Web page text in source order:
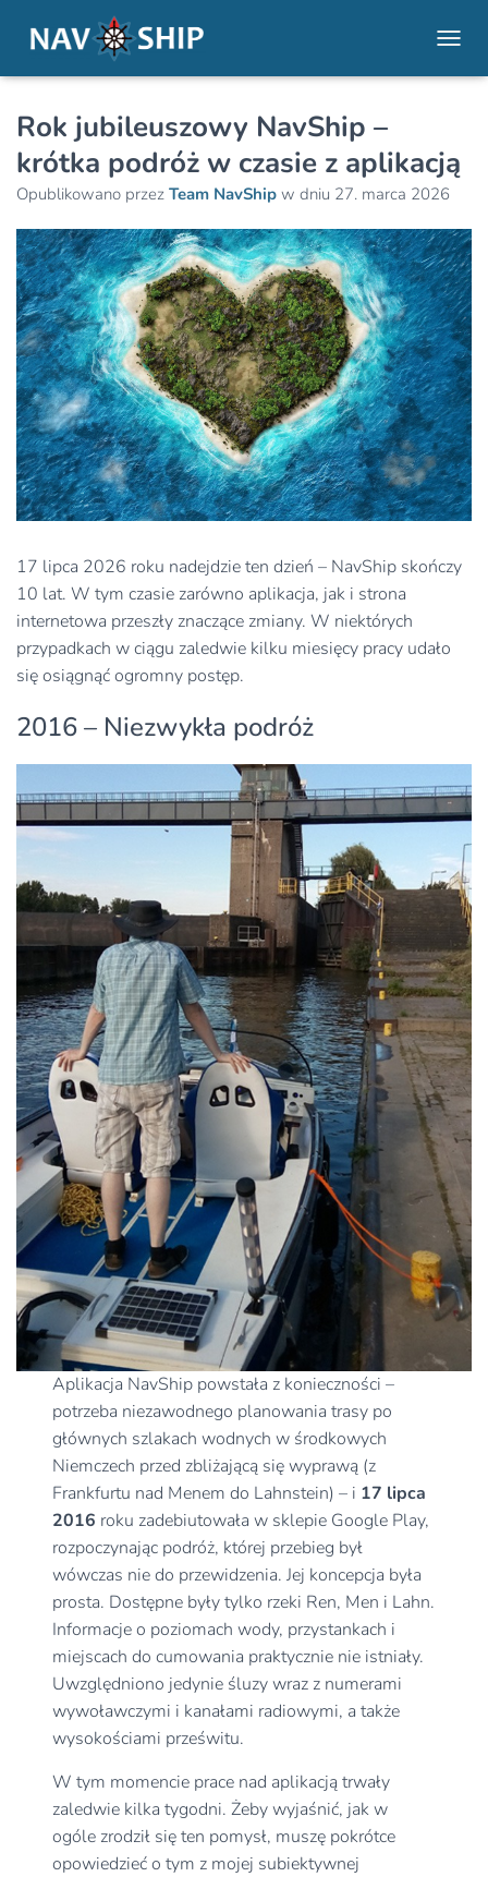
Rok jubileuszowy NavShip –
krótka podróż w czasie z aplikacją
Opublikowano przez Team NavShip w dniu 27. marca 2026
17 lipca 2026 roku nadejdzie ten dzień – NavShip skończy
10 lat. W tym czasie zarówno aplikacja, jak i strona
internetowa przeszły znaczące zmiany. W niektórych
przypadkach w ciągu zaledwie kilku miesięcy pracy udało
się osiągnąć ogromny postęp.
2016 – Niezwykła podróż
Aplikacja NavShip powstała z konieczności –
potrzeba niezawodnego planowania trasy po
głównych szlakach wodnych w środkowych
Niemczech przed zbliżającą się wyprawą (z
Frankfurtu nad Menem do Lahnstein) – i 17 lipca
2016 roku zadebiutowała w sklepie Google Play,
rozpoczynając podróż, której przebieg był
wówczas nie do przewidzenia. Jej koncepcja była
prosta. Dostępne były tylko rzeki Ren, Men i Lahn.
Informacje o poziomach wody, przystankach i
miejscach do cumowania praktycznie nie istniały.
Uwzględniono jedynie śluzy wraz z numerami
wywoławczymi i kanałami radiowymi, a także
wysokościami prześwitu.
W tym momencie prace nad aplikacją trwały
zaledwie kilka tygodni. Żeby wyjaśnić, jak w
ogóle zrodził się ten pomysł, muszę pokrótce
opowiedzieć o tym z mojej subiektywnej